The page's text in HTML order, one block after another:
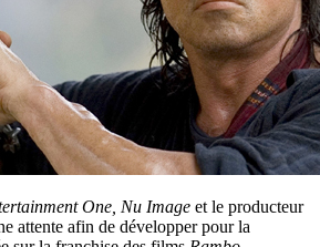
One, Nu Image et le producteur
attente afin de développer pour la